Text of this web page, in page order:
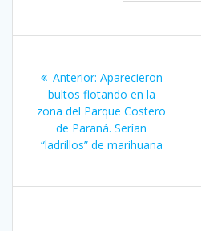
de
entradas
Anterior: Entrada
anterior:
Aparecieron
bultos flotando en la
zona del Parque Costero
de Paraná. Serían
“ladrillos” de marihuana